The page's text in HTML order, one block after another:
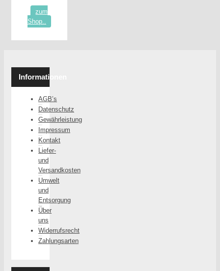
zum
Shop..
Informationen
AGB’s
Datenschutz
Gewährleistung
Impressum
Kontakt
Liefer-
und
Versandkosten
Umwelt
und
Entsorgung
Über
uns
Widerrufsrecht
Zahlungsarten